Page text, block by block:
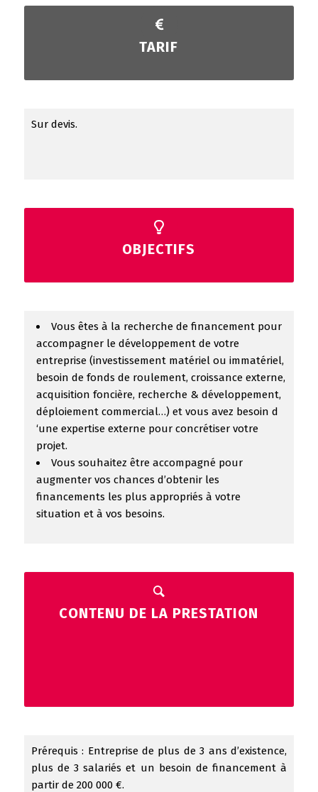
TARIF
Sur devis.
OBJECTIFS
Vous êtes à la recherche de financement pour
accompagner le développement de votre
entreprise (investissement matériel ou immatériel,
besoin de fonds de roulement, croissance externe,
acquisition foncière, recherche & développement,
déploiement commercial…) et vous avez besoin d
‘une expertise externe pour concrétiser votre
projet.
Vous souhaitez être accompagné pour
augmenter vos chances d’obtenir les
financements les plus appropriés à votre
situation et à vos besoins.
CONTENU DE LA PRESTATION
Prérequis : Entreprise de plus de 3 ans d’existence,
plus de 3 salariés et un besoin de financement à
partir de 200 000 €.